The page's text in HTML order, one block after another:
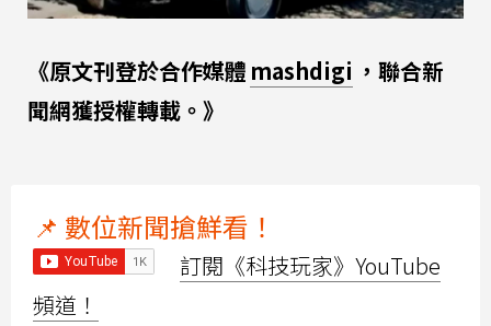
《原文刊登於合作媒體 mashdigi ，聯合新
聞網獲授權轉載。》
📌 數位新聞搶鮮看！
訂閱《科技玩家》YouTube
頻道！